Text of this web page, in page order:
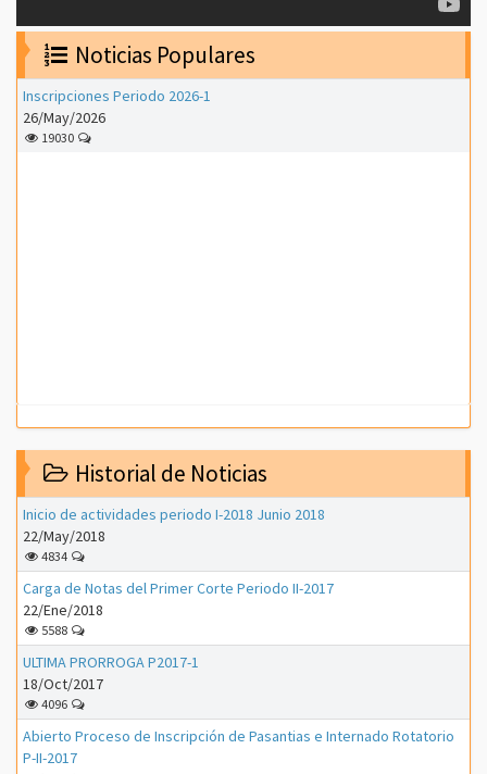
Noticias Populares
Inscripciones Periodo 2026-1
26/May/2026
19030
Historial de Noticias
Inicio de actividades periodo I-2018 Junio 2018
22/May/2018
4834
Carga de Notas del Primer Corte Periodo II-2017
22/Ene/2018
5588
ULTIMA PRORROGA P2017-1
18/Oct/2017
4096
Abierto Proceso de Inscripción de Pasantias e Internado Rotatorio
P-II-2017